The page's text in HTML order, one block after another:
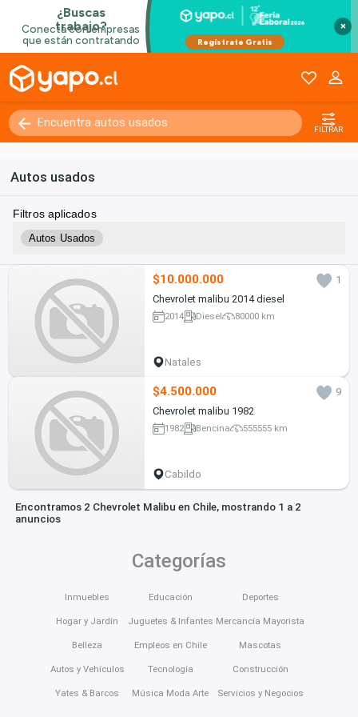
×
FILTRAR
Autos usados
Filtros aplicados
Autos Usados
$10.000.000
1
Chevrolet malibu 2014 diesel
2014 Diesel 80000 km
Natales
$4.500.000
9
Chevrolet malibu 1982
1982 Bencina 555555 km
Cabildo
Encontramos 2 Chevrolet Malibu en Chile, mostrando 1 a 2
anuncios
Categorías
Inmuebles
Hogar y Jardín
Belleza
Autos y Vehículos
Yates & Barcos
Educación
Juguetes & Infantes
Empleos en Chile
Tecnología
Música Moda Arte
Deportes
Mercancía Mayorista
Mascotas
Construcción
Servicios y Negocios